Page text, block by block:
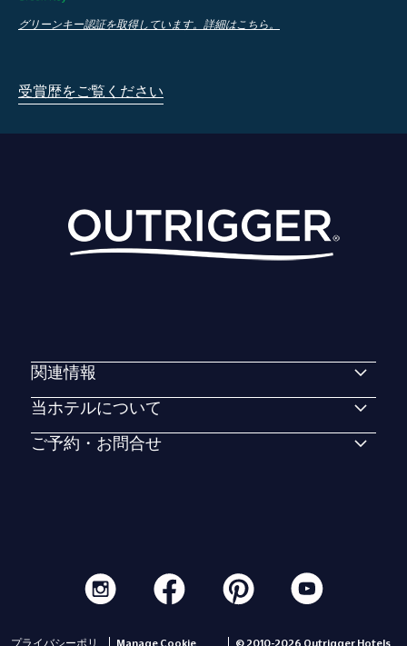
グリーンキー認証を取得しています。詳細はこちら。
受賞歴をご覧ください
関連情報
当ホテルについて
ご予約・お問合せ
プライバシーポリ Manage Cookie © 2010-2026 Outrigger Hotels